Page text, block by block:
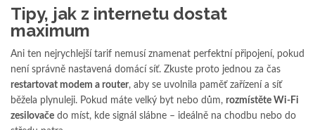
Tipy, jak z internetu dostat
maximum
Ani ten nejrychlejší tarif nemusí znamenat perfektní připojení, pokud
není správně nastavená domácí síť. Zkuste proto jednou za čas
restartovat modem a router, aby se uvolnila paměť zařízení a síť
běžela plynuleji. Pokud máte velký byt nebo dům, rozmístěte Wi-Fi
zesilovače do míst, kde signál slábne – ideálně na chodbu nebo do